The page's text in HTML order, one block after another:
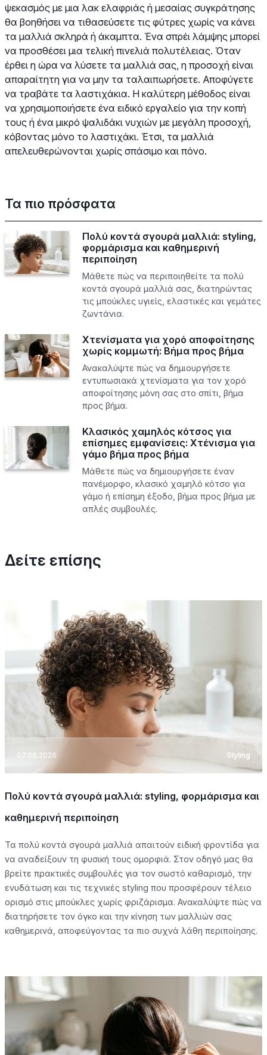
ψεκασμός με μια λακ ελαφριάς ή μεσαίας συγκράτησης
θα βοηθήσει να τιθασεύσετε τις φύτρες χωρίς να κάνει
τα μαλλιά σκληρά ή άκαμπτα. Ένα σπρέι λάμψης μπορεί
να προσθέσει μια τελική πινελιά πολυτέλειας. Όταν
έρθει η ώρα να λύσετε τα μαλλιά σας, η προσοχή είναι
απαραίτητη για να μην τα ταλαιπωρήσετε. Αποφύγετε
να τραβάτε τα λαστιχάκια. Η καλύτερη μέθοδος είναι
να χρησιμοποιήσετε ένα ειδικό εργαλείο για την κοπή
τους ή ένα μικρό ψαλιδάκι νυχιών με μεγάλη προσοχή,
κόβοντας μόνο το λαστιχάκι. Έτσι, τα μαλλιά
απελευθερώνονται χωρίς σπάσιμο και πόνο.
Τα πιο πρόσφατα
Πολύ κοντά σγουρά μαλλιά: styling,
φορμάρισμα και καθημερινή
περιποίηση
Μάθετε πώς να περιποιηθείτε τα πολύ
κοντά σγουρά μαλλιά σας, διατηρώντας
τις μπούκλες υγιείς, ελαστικές και γεμάτες
ζωντάνια.
Χτενίσματα για χορό αποφοίτησης
χωρίς κομμωτή: Βήμα προς βήμα
Ανακαλύψτε πώς να δημιουργήσετε
εντυπωσιακά χτενίσματα για τον χορό
αποφοίτησης μόνη σας στο σπίτι, βήμα
προς βήμα.
Κλασικός χαμηλός κότσος για
επίσημες εμφανίσεις: Χτένισμα για
γάμο βήμα προς βήμα
Μάθετε πώς να δημιουργήσετε έναν
πανέμορφο, κλασικό χαμηλό κότσο για
γάμο ή επίσημη έξοδο, βήμα προς βήμα με
απλές συμβουλές.
Δείτε επίσης
07.08.2026 Styling
Πολύ κοντά σγουρά μαλλιά: styling, φορμάρισμα και
καθημερινή περιποίηση
Τα πολύ κοντά σγουρά μαλλιά απαιτούν ειδική φροντίδα για
να αναδείξουν τη φυσική τους ομορφιά. Στον οδηγό μας θα
βρείτε πρακτικές συμβουλές για τον σωστό καθαρισμό, την
ενυδάτωση και τις τεχνικές styling που προσφέρουν τέλειο
ορισμό στις μπούκλες χωρίς φριζάρισμα. Ανακαλύψτε πώς να
διατηρήσετε τον όγκο και την κίνηση των μαλλιών σας
καθημερινά, αποφεύγοντας τα πιο συχνά λάθη περιποίησης.